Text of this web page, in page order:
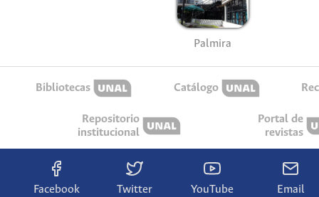
Palmira
Bibliotecas Catálogo
Repositorio
institucional
Portal de
revistas
Facebook Twitter YouTube Email